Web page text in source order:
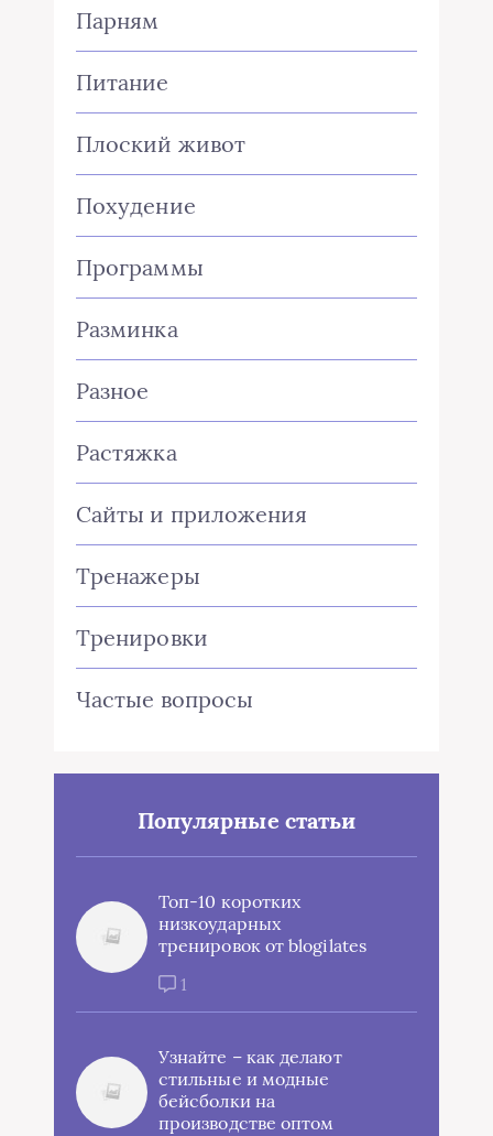
Парням
Питание
Плоский живот
Похудение
Программы
Разминка
Разное
Растяжка
Сайты и приложения
Тренажеры
Тренировки
Частые вопросы
Популярные статьи
Топ-10 коротких
низкоударных
тренировок от blogilates
1
Узнайте – как делают
стильные и модные
бейсболки на
производстве оптом